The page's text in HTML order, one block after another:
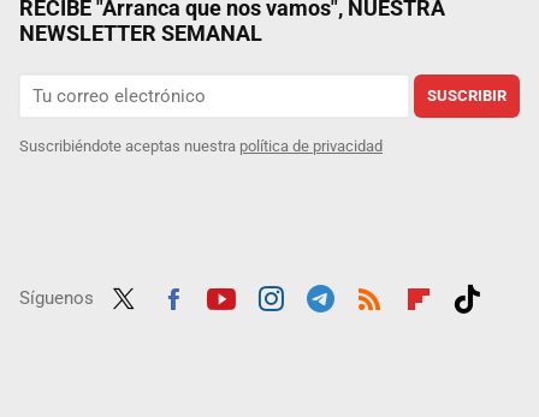
RECIBE "Arranca que nos vamos", NUESTRA
NEWSLETTER SEMANAL
SUSCRIBIR
Suscribiéndote aceptas nuestra política de privacidad
Síguenos